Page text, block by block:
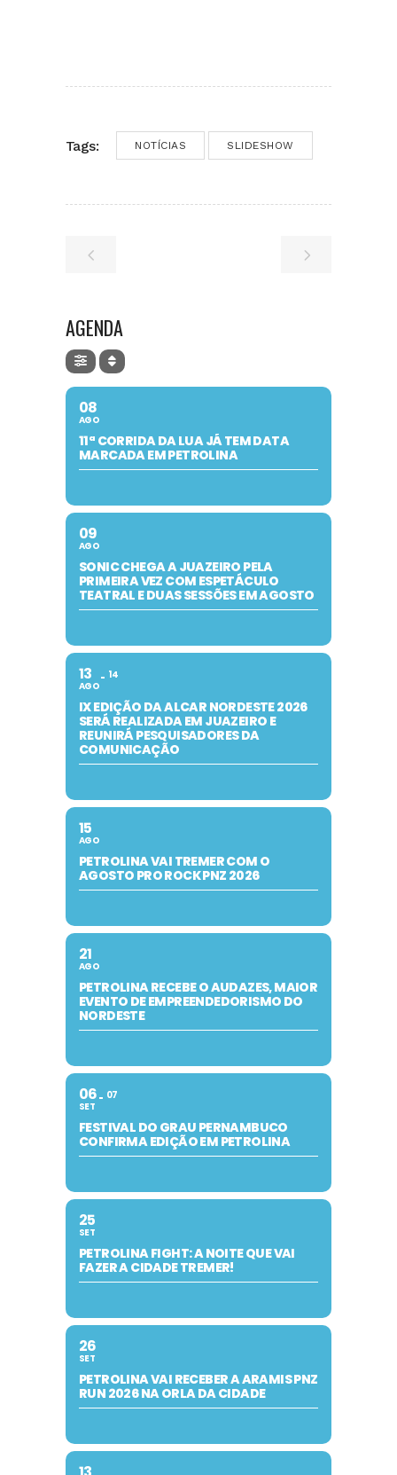
Tags: NOTÍCIAS SLIDESHOW
AGENDA
08
AGO
11ª CORRIDA DA LUA JÁ TEM DATA
MARCADA EM PETROLINA
09
AGO
SONIC CHEGA A JUAZEIRO PELA
PRIMEIRA VEZ COM ESPETÁCULO
TEATRAL E DUAS SESSÕES EM AGOSTO
13
AGO
14
IX EDIÇÃO DA ALCAR NORDESTE 2026
SERÁ REALIZADA EM JUAZEIRO E
REUNIRÁ PESQUISADORES DA
COMUNICAÇÃO
15
AGO
PETROLINA VAI TREMER COM O
AGOSTO PRO ROCK PNZ 2026
21
AGO
PETROLINA RECEBE O AUDAZES, MAIOR
EVENTO DE EMPREENDEDORISMO DO
NORDESTE
06
SET
07
FESTIVAL DO GRAU PERNAMBUCO
CONFIRMA EDIÇÃO EM PETROLINA
25
SET
PETROLINA FIGHT: A NOITE QUE VAI
FAZER A CIDADE TREMER!
26
SET
PETROLINA VAI RECEBER A ARAMIS PNZ
RUN 2026 NA ORLA DA CIDADE